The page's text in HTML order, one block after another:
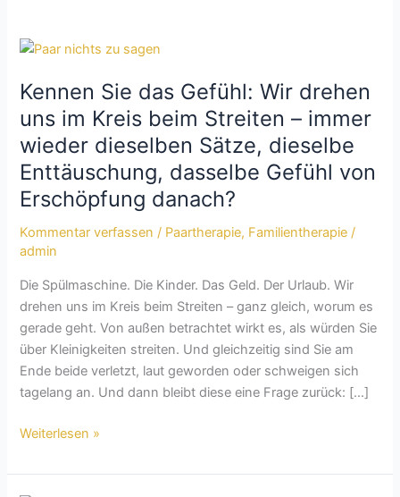
Kennen Sie das Gefühl: Wir drehen
uns im Kreis beim Streiten – immer
wieder dieselben Sätze, dieselbe
Enttäuschung, dasselbe Gefühl von
Erschöpfung danach?
Kommentar verfassen / Paartherapie, Familientherapie /
admin
Die Spülmaschine. Die Kinder. Das Geld. Der Urlaub. Wir
drehen uns im Kreis beim Streiten – ganz gleich, worum es
gerade geht. Von außen betrachtet wirkt es, als würden Sie
über Kleinigkeiten streiten. Und gleichzeitig sind Sie am
Ende beide verletzt, laut geworden oder schweigen sich
tagelang an. Und dann bleibt diese eine Frage zurück: […]
Kennen
das
Gefühl:
drehen
uns
im
beim
Streiten
–
immer
wieder
dieselben
Sätze,
dieselbe
dasselbe
von
Weiterlesen »